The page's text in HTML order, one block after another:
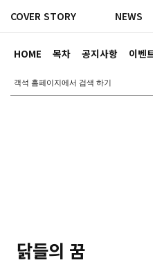
HOME 목차 공지사항 이벤
COVER STORY NEWS
닭들의 꿈